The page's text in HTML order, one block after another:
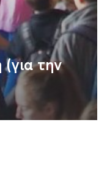
την